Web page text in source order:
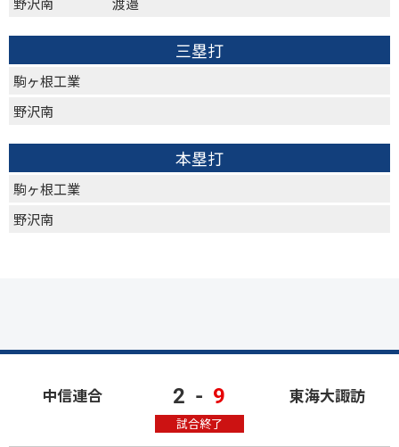
三塁打
駒ヶ根工業
野沢南
本塁打
駒ヶ根工業
野沢南
中信連合 2 - 9
試合終了
東海大諏訪